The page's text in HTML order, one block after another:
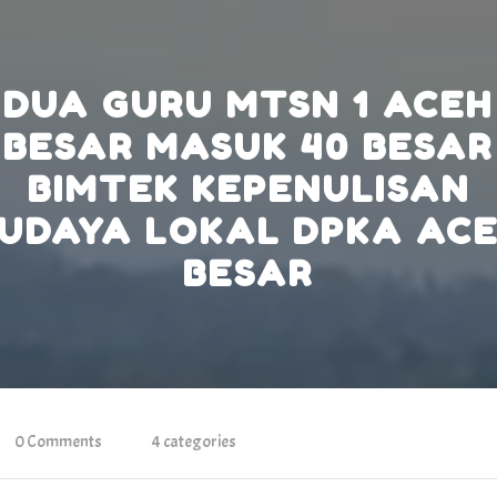
DUA GURU MTSN 1 ACEH
BESAR MASUK 40 BESAR
BIMTEK KEPENULISAN
LOKAL DPKA
BESAR
0 Comments 4 categories